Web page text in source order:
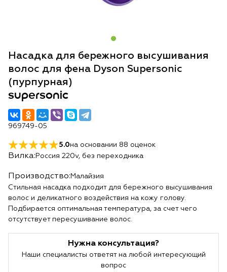
Насадка для бережного высушивания
волос для фена Dyson Supersonic
(пурпурная)
supersonic
969749-05
5.0на основании 88 оценок
Вилка: Россия 220v, без переходника
Производство: Малайзия
Стильная насадка подходит для бережного высушивания
волос и деликатного воздействия на кожу голову.
Подбирается оптимальная температура, за счет чего
отсутствует пересушивание волос.
Нужна консультация?
Наши специалисты ответят на любой интересующий
вопрос